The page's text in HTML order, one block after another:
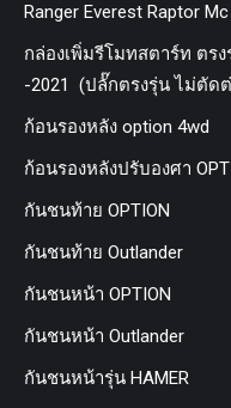
Ranger Everest Raptor
กล่องเพิ่มรีโมทสตาร์ท ตรง
-2021 (ปลั๊กตรงรุ่น ไม่ตัด
ก้อนรองหลัง option 4wd
ก้อนรองหลังปรับองศา
กันชนท้าย OPTION
กันชนท้าย Outlander
กันชนหน้า OPTION
กันชนหน้า Outlander
กันชนหน้ารุ่น HAMER